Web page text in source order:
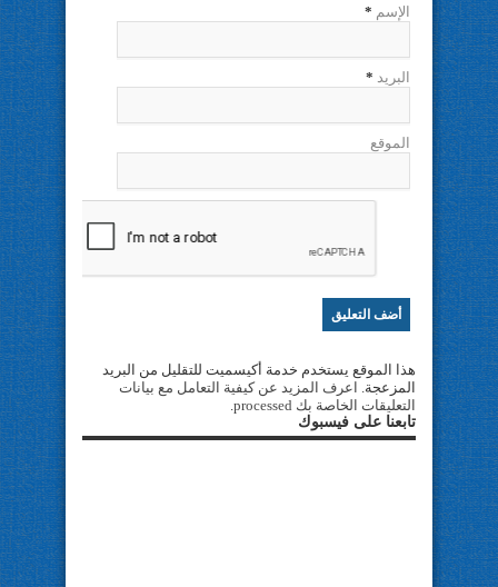
الإسم *
البريد *
الموقع
هذا الموقع يستخدم خدمة أكيسميت للتقليل من البريد
المزعجة. اعرف المزيد عن كيفية التعامل مع بيانات
التعليقات الخاصة بك processed
.
تابعنا على فيسبوك